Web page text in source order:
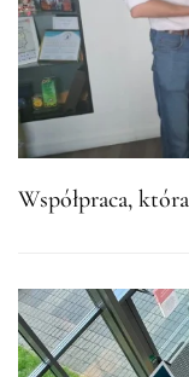
Współpraca,